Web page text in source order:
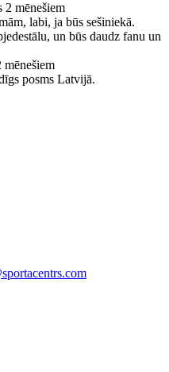
2 mēnešiem
labi, ja būs sešiniekā.
un būs daudz fanu un
posms Latvijā.